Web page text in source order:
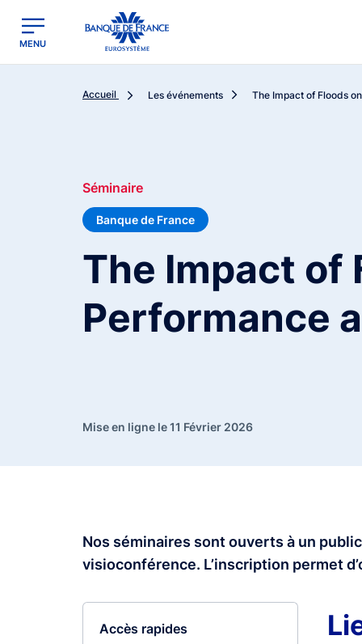
Banque de France - Menu Principal
MENU
Accueil Les événements The Impact of Floods
Séminaire
Banque de France
The Impact of
Performance
Mise en ligne le 11 Février 2026
Nos séminaires sont ouverts à un
visioconférence. L’inscription permet
Accès rapides